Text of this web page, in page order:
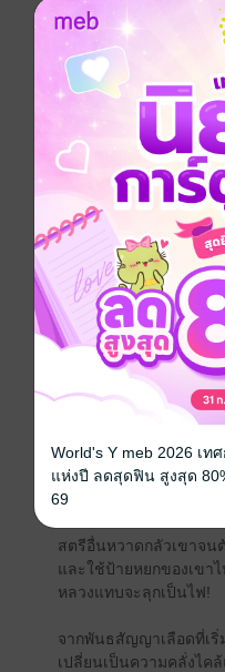
มันสมองและเล่ห์เหลี่ยม
เลือดนี้ให้พวกมันต้องกร
มารดาเลี้ยงแสร้งทำเป็
หน้ากากจอมปลอมนั้นออ
หลวงได้ประณาม! น้อง
หรือ นางจะยกบุรุษมักม
พวกมันทั้งสองลงสู่นรกอ
หน้าตาและอำนาจมากก
เกียรติยศของเขาให้จม
เศษเสี้ยวความเมตตาจา
นางอาศัยลมปากของรา
สังคมเป็นโล่กำบัง ก้าวขึ้
หยิ่ง ทว่าในระหว่างทาง
ของศัตรู นางกลับบังเอิ
เจ็บสาหัสเข้า
เซี่ยฉิน ชินอ๋องผู้กุมอำน
ไร้ใจและเกลียดชังการ
เต็มไปด้วยเล่ห์เหลี่ยมผู้นี้
ให้เขา เขากลับไม่อาจละ
สตรีอื่นหวาดกลัวเขาจน
และใช้ป้ายหยกของเขา
หลวงแทบจะลุกเป็นไฟ!
จากพันธสัญญาเลือดที่เ
เปลี่ยนเป็นความคลั่งไค
World's Y meb 2026 เ
แห่งปี ลดสุดฟิน สูงสุด
69